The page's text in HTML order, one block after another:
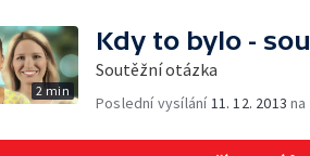
2 min
Kdy to bylo -
Soutěžní otázka
Poslední vysílání 11. 12. 2013 na